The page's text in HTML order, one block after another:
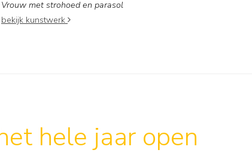
Vrouw met strohoed en parasol
bekijk kunstwerk
hele jaar open